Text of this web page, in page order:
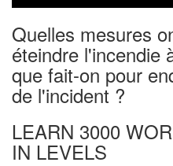
Quelles mesures
éteindre l'incendie
que fait-on pour
de l'incident ?
LEARN 3000
IN LEVELS